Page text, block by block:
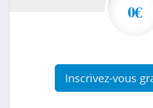
0€
Inscrivez-vous